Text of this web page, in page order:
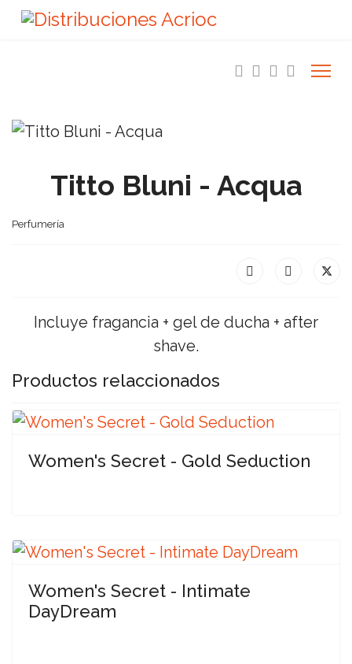
Titto Bluni - Acqua
Perfumería
Incluye fragancia + gel de ducha + after
shave.
Productos relaccionados
Women's Secret - Gold Seduction
Women's Secret - Intimate
DayDream